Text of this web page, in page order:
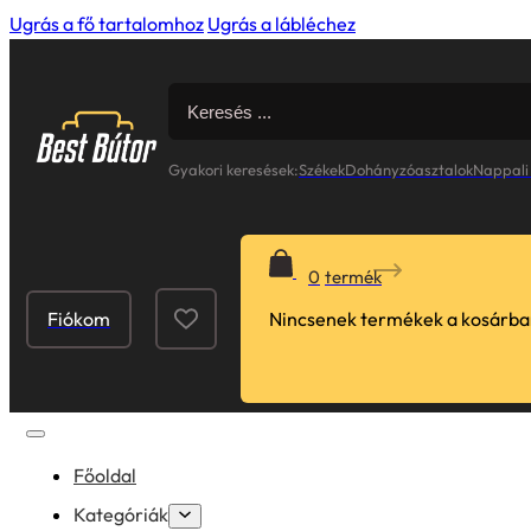
Ugrás a fő tartalomhoz Ugrás a lábléchez
for:
Gyakori keresések:SzékekDohányzóasztalok
Fiókom
0
Nincsenek termékek a
Főoldal
Kategóriák